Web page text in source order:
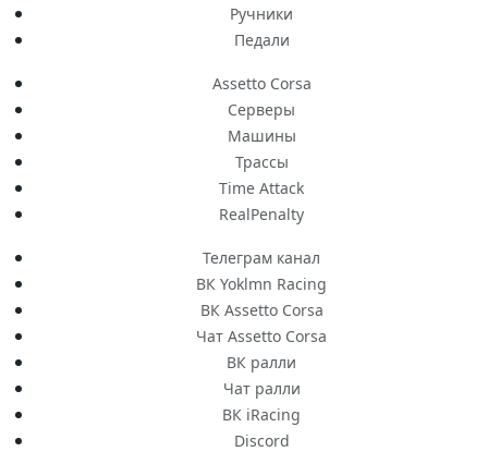
Ручники
Педали
Assetto Corsa
Серверы
Машины
Трассы
Time Attack
RealPenalty
Телеграм канал
ВК Yoklmn Racing
ВК Assetto Corsa
Чат Assetto Corsa
ВК ралли
Чат ралли
ВК iRacing
Discord